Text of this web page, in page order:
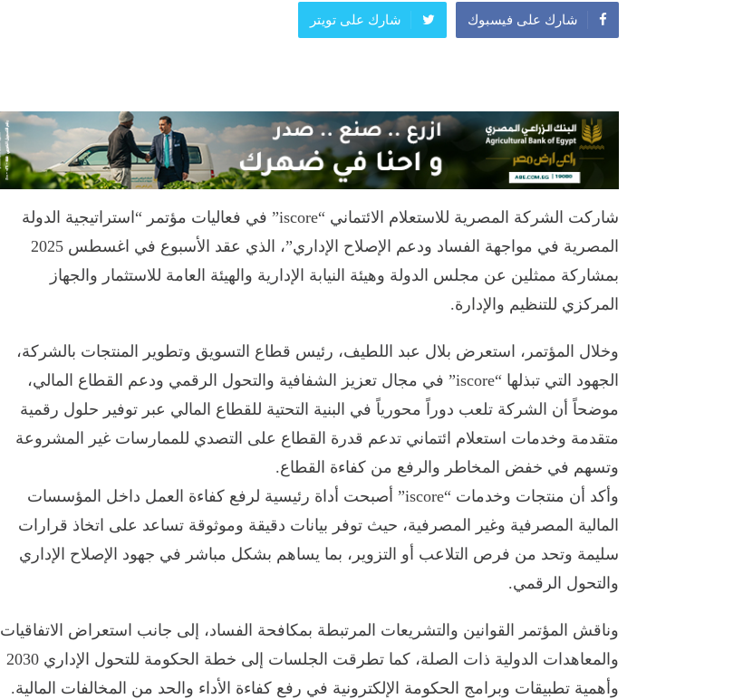
شارك على فيسبوك شارك على تويتر
شاركت الشركة المصرية للاستعلام الائتماني “iscore” في فعاليات مؤتمر “استراتيجية الدولة
المصرية في مواجهة الفساد ودعم الإصلاح الإداري”، الذي عقد الأسبوع في اغسطس 2025
بمشاركة ممثلين عن مجلس الدولة وهيئة النيابة الإدارية والهيئة العامة للاستثمار والجهاز
المركزي للتنظيم والإدارة.
وخلال المؤتمر، استعرض بلال عبد اللطيف، رئيس قطاع التسويق وتطوير المنتجات بالشركة،
الجهود التي تبذلها “iscore” في مجال تعزيز الشفافية والتحول الرقمي ودعم القطاع المالي،
موضحاً أن الشركة تلعب دوراً محورياً في البنية التحتية للقطاع المالي عبر توفير حلول رقمية
متقدمة وخدمات استعلام ائتماني تدعم قدرة القطاع على التصدي للممارسات غير المشروعة
وتسهم في خفض المخاطر والرفع من كفاءة القطاع.
وأكد أن منتجات وخدمات “iscore” أصبحت أداة رئيسية لرفع كفاءة العمل داخل المؤسسات
المالية المصرفية وغير المصرفية، حيث توفر بيانات دقيقة وموثوقة تساعد على اتخاذ قرارات
سليمة وتحد من فرص التلاعب أو التزوير، بما يساهم بشكل مباشر في جهود الإصلاح الإداري
والتحول الرقمي.
وناقش المؤتمر القوانين والتشريعات المرتبطة بمكافحة الفساد، إلى جانب استعراض الاتفاقيات
والمعاهدات الدولية ذات الصلة، كما تطرقت الجلسات إلى خطة الحكومة للتحول الإداري 2030
وأهمية تطبيقات وبرامج الحكومة الإلكترونية في رفع كفاءة الأداء والحد من المخالفات المالية.